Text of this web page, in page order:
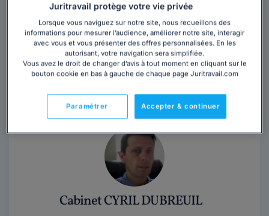
Vous souhaitez rencontrer un avocat en
cabinet à Saint-Mesmes ?
Obtenez 3 devis d'avocats près de chez vous
sous 48 heures.
Cabinet CYRIL DUBREUIL
Juritravail protège votre vie privée
Lorsque vous naviguez sur notre site, nous recueillons des
informations pour mesurer l’audience, améliorer notre site, interagir
avec vous et vous présenter des offres personnalisées. En les
autorisant, votre navigation sera simplifiée.
Vous avez le droit de changer d’avis à tout moment en cliquant sur le
bouton cookie en bas à gauche de chaque page Juritravail.com
Accepter & continuer
Paramétrer